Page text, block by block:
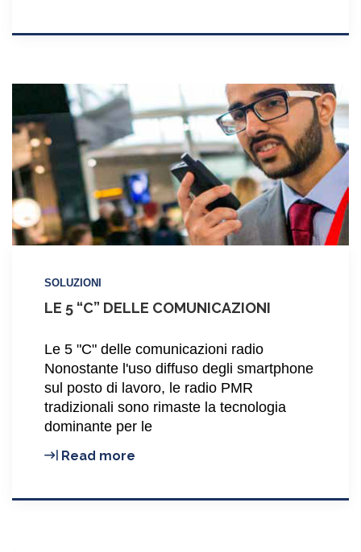
libera
SOLUZIONI
LE 5 “C” DELLE COMUNICAZIONI
Le 5 "C" delle comunicazioni radio
Nonostante l'uso diffuso degli smartphone
sul posto di lavoro, le radio PMR
tradizionali sono rimaste la tecnologia
dominante per le
Read more